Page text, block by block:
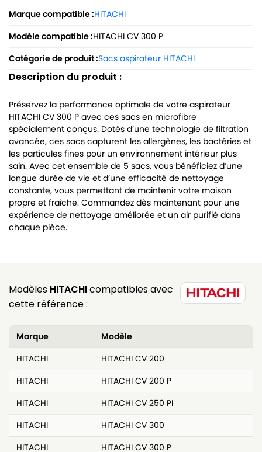
Marque compatible :HITACHI
Modèle compatible :HITACHI CV 300 P
Catégorie de produit :Sacs aspirateur HITACHI
Description du produit :
Préservez la performance optimale de votre aspirateur
HITACHI CV 300 P avec ces sacs en microfibre
spécialement conçus. Dotés d’une technologie de filtration
avancée, ces sacs capturent les allergènes, les bactéries et
les particules fines pour un environnement intérieur plus
sain. Avec cet ensemble de 5 sacs, vous bénéficiez d’une
longue durée de vie et d’une efficacité de nettoyage
constante, vous permettant de maintenir votre maison
propre et fraîche. Commandez dès maintenant pour une
expérience de nettoyage améliorée et un air purifié dans
chaque pièce.
Modèles HITACHIcompatibles avec
cette référence :
Marque
Modèle
HITACHI
HITACHI CV 200
HITACHI
HITACHI CV 200 P
HITACHI
HITACHI CV 250 PI
HITACHI
HITACHI CV 300
HITACHI
HITACHI CV 300 P